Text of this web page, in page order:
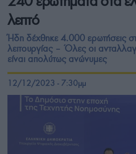
λεπτό
Ήδη δέχθηκε 4.000 ερωτήσεις
λειτουργίας – Όλες οι
είναι απολύτως ανώνυμες
12/12/2023 - 7:30μμ